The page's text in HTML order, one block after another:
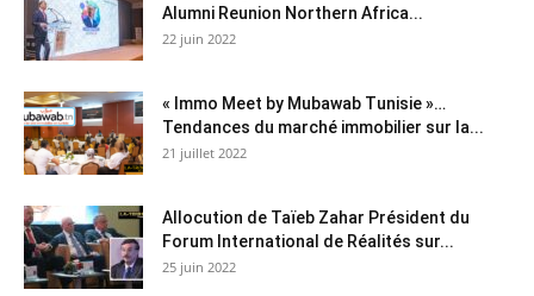
Alumni Reunion Northern Africa...
22 juin 2022
« Immo Meet by Mubawab Tunisie »…
Tendances du marché immobilier sur la...
21 juillet 2022
Allocution de Taïeb Zahar Président du
Forum International de Réalités sur...
25 juin 2022